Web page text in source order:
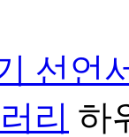
선언
리 하